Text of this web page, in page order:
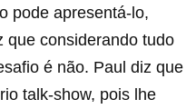
pode apresentá-lo,
que considerando tudo
é não. Paul diz que
talk-show, pois lhe